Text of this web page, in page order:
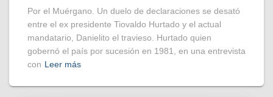
Por el Muérgano. Un duelo de declaraciones se desató
entre el ex presidente Tiovaldo Hurtado y el actual
mandatario, Danielito el travieso. Hurtado quien
gobernó el país por sucesión en 1981, en una entrevista
con Leer más